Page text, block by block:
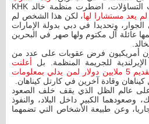
وبث التساؤلات، اضطرت منظمة خالد KHK
لم يعد مستشارا لها، لكن هذا الشخص لم
وتحديدا في دبي بدولة الإمارات
عائلة آل مكتوم ولها صهر في البحرين
مسؤولون أمريكيون فرض عقوبات على عدد من
للجريمة المنظمة. بل أعلنت
كيناهان وقادة آخرين في كارتل كيناهان.
عالم الظل الذي يقف خلف الصعود
وصعودهما الكبير داخل البلاد، والنفوذ
وعن طبيعة الأشخاص التي تضمهما